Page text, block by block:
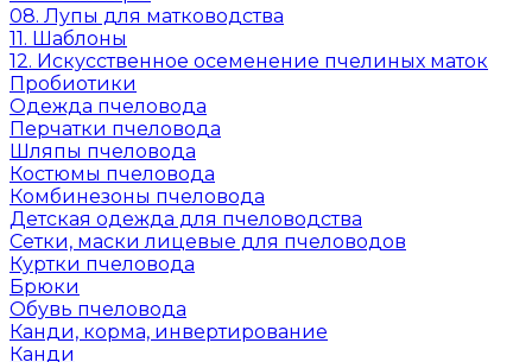
08. Лупы для матководства
11. Шаблоны
12. Искусственное осеменение пчелиных маток
Пробиотики
Одежда пчеловода
Перчатки пчеловода
Шляпы пчеловода
Костюмы пчеловода
Комбинезоны пчеловода
Детская одежда для пчеловодства
Сетки, маски лицевые для пчеловодов
Куртки пчеловода
Брюки
Обувь пчеловода
Канди, корма, инвертирование
Канди